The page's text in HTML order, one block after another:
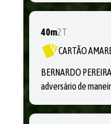
40m2T
CARTÃO
BERNARDO
adversário de